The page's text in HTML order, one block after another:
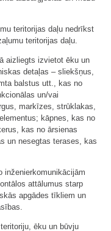
teritorijas daļu nedrīkst
teritorijas daļu.
aizliegts izvietot ēku un
detaļas – sliekšņus,
balstus utt., kas no
un/vai
markīzes, strūklakas,
kāpnes, kas no
kas no ārsienas
un nesegtas terases, kas
inženierkomunikācijām
attālumus starp
apgādes tīkliem un
ēku un būvju